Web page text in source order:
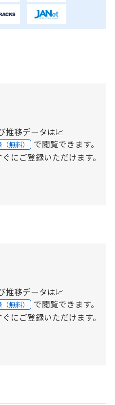
推移データは📈
（無料） で閲覧できます。
にご登録いただけます。
推移データは📈
（無料） で閲覧できます。
にご登録いただけます。